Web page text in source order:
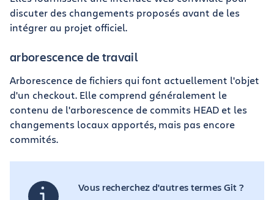
discuter des changements proposés avant de les
intégrer au projet officiel.
arborescence de travail
Arborescence de fichiers qui font actuellement l'objet
d'un checkout. Elle comprend généralement le
contenu de l'arborescence de commits HEAD et les
changements locaux apportés, mais pas encore
commités.
Vous recherchez d'autres termes Git ?